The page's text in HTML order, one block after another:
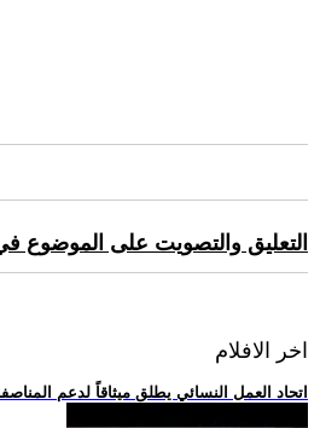
التعليق والتصويت على الموضوع
اخر الافلام
.. اتحاد العمل النسائي يطلق ميثاقاً لدعم